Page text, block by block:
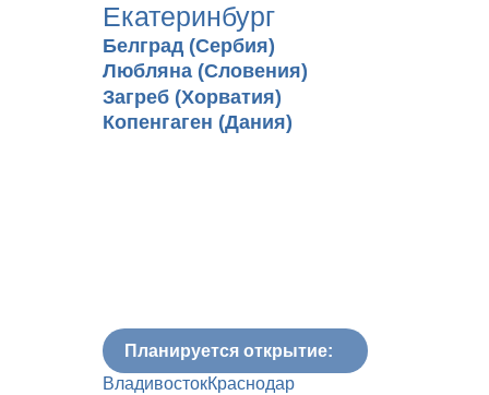
Планируется открытие:
ВладивостокКраснодар
Екатеринбург
Белград (Сербия)
Любляна (Словения)
Загреб (Хорватия)
Копенгаген (Дания)